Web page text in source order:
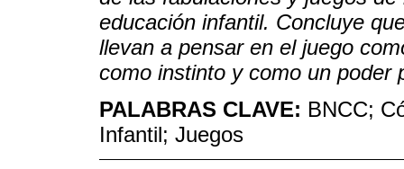
educación infantil. Concluye
llevan a pensar en el juego
como instinto y como un poder
PALABRAS CLAVE: BNCC;
Infantil; Juegos